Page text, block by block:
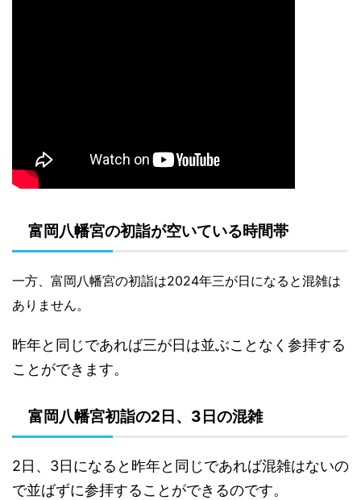
富岡八幡宮の初詣が空いている時間帯
一方、富岡八幡宮の初詣は2024年三が日になると混雑は
ありません。
昨年と同じであれば三が日は並ぶことなく参拝する
ことができます。
富岡八幡宮初詣の2日、3日の混雑
2日、3日になると昨年と同じであれば混雑はないの
で並ばずに参拝することができるのです。